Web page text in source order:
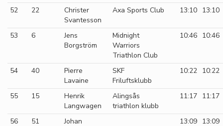
52 22
Christer
Svantesson
Axa Sports Club 13:10 13:10
53 6
Jens
Borgström
Midnight
Warriors
Triathlon Club
10:46 10:46
54 40
Pierre
Lavaine
SKF
Friluftsklubb
10:22 10:22
55 15
Henrik
Langwagen
Alingsås
triathlon klubb
11:17 11:17
56 51
Johan
13:09 13:09